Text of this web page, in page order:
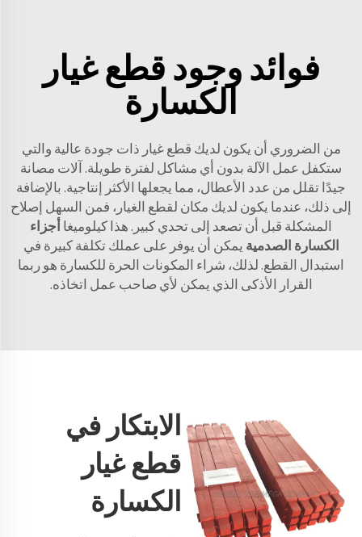
فوائد وجود قطع غيار
الكسارة
من الضروري أن يكون لديك قطع غيار ذات جودة عالية والتي
ستكفل عمل الآلة بدون أي مشاكل لفترة طويلة. آلات مصانة
جيدًا تقلل من عدد الأعطال، مما يجعلها الأكثر إنتاجية. بالإضافة
إلى ذلك، عندما يكون لديك مكان لقطع الغيار، فمن السهل إصلاح
المشكلة قبل أن تصعد إلى تحدي كبير. هذا كيلوميغا أجزاء
الكسارة الصدمية يمكن أن يوفر على عملك تكلفة كبيرة في
استبدال القطع. لذلك، شراء المكونات الحرة للكسارة هو ربما
القرار الأذكى الذي يمكن لأي صاحب عمل اتخاذه.
الابتكار في
قطع غيار
الكسارة